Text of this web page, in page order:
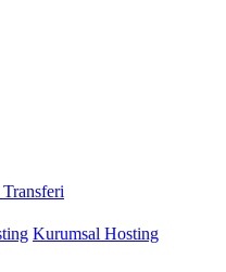
Kurumsal Hosting